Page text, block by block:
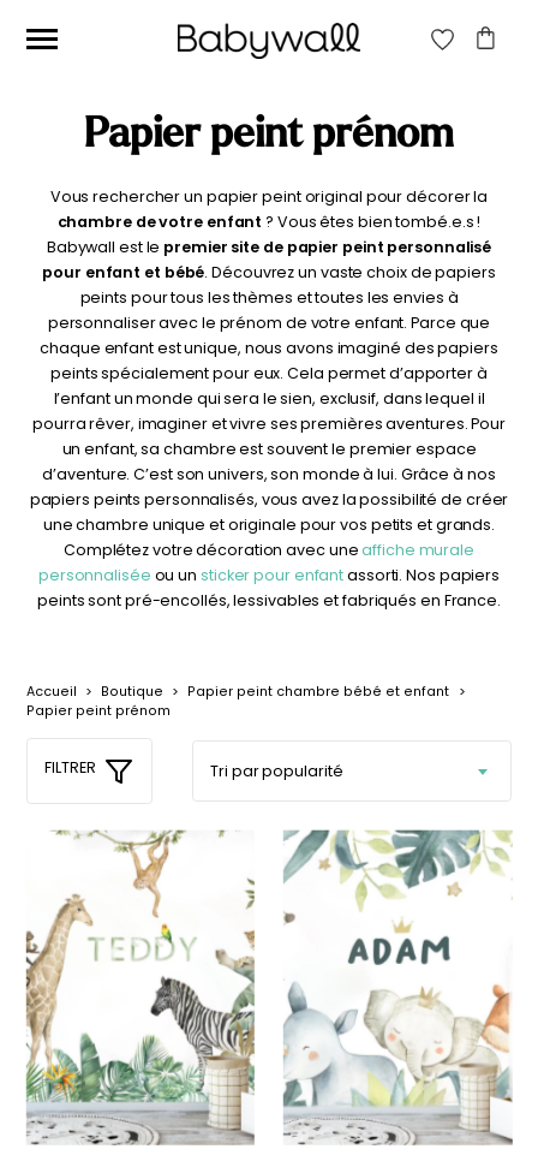
Ces articles peuvent aussi vous intéresser
Papier peint Fleurs
délicates
À partir
de
Papier peint jungle
beige
À partir
de
Affiche bébé Mes
premières fois
personnalisable
À partir
Affiche personnalisée
petits carreaux pour
enfant
À partir
Papier peint prénom
Vous rechercher un papier peint original pour décorer la
chambre de votre enfant ? Vous êtes bien tombé.e.s !
Babywall est le premier site de papier peint personnalisé
pour enfant et bébé. Découvrez un vaste choix de papiers
peints pour tous les thèmes et toutes les envies à
personnaliser avec le prénom de votre enfant. Parce que
chaque enfant est unique, nous avons imaginé des papiers
peints spécialement pour eux. Cela permet d’apporter à
l’enfant un monde qui sera le sien, exclusif, dans lequel il
pourra rêver, imaginer et vivre ses premières aventures. Pour
un enfant, sa chambre est souvent le premier espace
d’aventure. C’est son univers, son monde à lui. Grâce à nos
papiers peints personnalisés, vous avez la possibilité de créer
une chambre unique et originale pour vos petits et grands.
Complétez votre décoration avec uneaffiche murale
personnalisée ou un sticker pour enfantassorti. Nos papiers
peints sont pré-encollés, lessivables et fabriqués en France.
Accueil > Boutique > Papier peint chambre bébé et enfant >
Papier peint prénom
FILTRER
min
max
Prix :